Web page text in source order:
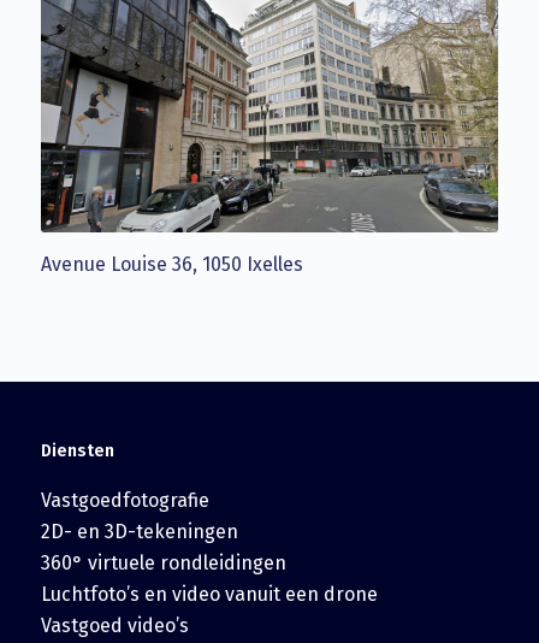
Avenue Louise 36, 1050 Ixelles
Diensten
Vastgoedfotografie
2D- en 3D-tekeningen
360° virtuele rondleidingen
Luchtfoto’s en video vanuit een drone
Vastgoed video’s